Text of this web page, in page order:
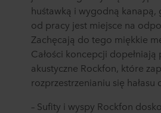
huśtawką i wygodną kanapą,
od pracy jest miejsce na
Zachęcają do tego miękkie
Całości koncepcji
akustyczne Rockfon, które
rozprzestrzenianiu się hałasu
– Sufity i wyspy Rockfon